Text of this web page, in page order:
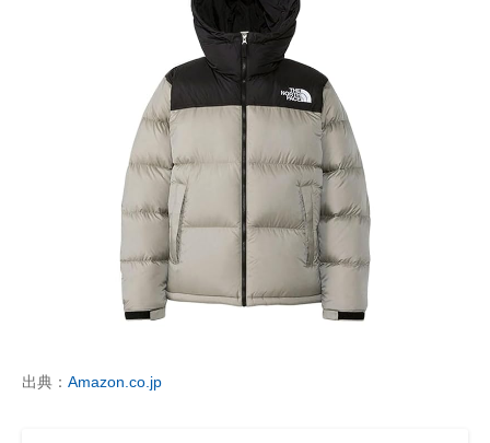
出典： Amazon.co.jp